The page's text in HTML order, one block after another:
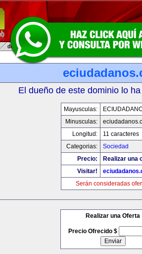
El dueño de este dominio lo
Mayusculas:
Minusculas:
Longitud:
11 caracteres
Categorias:
Sociedad
Precio:
Realizar una
Visitar!
Serán consideradas
Realizar una Oferta
Precio Ofrecido $